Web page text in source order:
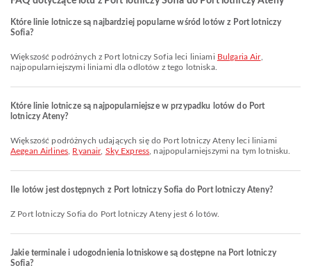
Które linie lotnicze są najbardziej popularne wśród lotów z Port lotniczy
Sofia?
Większość podróżnych z Port lotniczy Sofia leci liniami Bulgaria Air,
najpopularniejszymi liniami dla odlotów z tego lotniska.
Które linie lotnicze są najpopularniejsze w przypadku lotów do Port
lotniczy Ateny?
Większość podróżnych udających się do Port lotniczy Ateny leci liniami
Aegean Airlines Ryanair, Sky Express , najpopularniejszymi na tym lotnisku.
Ile lotów jest dostępnych z Port lotniczy Sofia do Port lotniczy Ateny?
Z Port lotniczy Sofia do Port lotniczy Ateny jest 6 lotów.
Jakie terminale i udogodnienia lotniskowe są dostępne na Port lotniczy
Sofia?